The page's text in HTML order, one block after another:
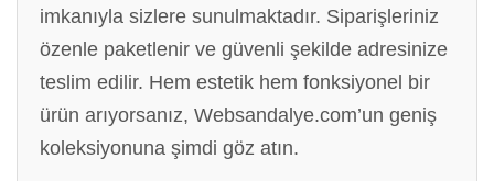
imkanıyla sizlere sunulmaktadır. Siparişleriniz
özenle paketlenir ve güvenli şekilde adresinize
teslim edilir. Hem estetik hem fonksiyonel bir
ürün arıyorsanız, Websandalye.com’un geniş
koleksiyonuna şimdi göz atın.